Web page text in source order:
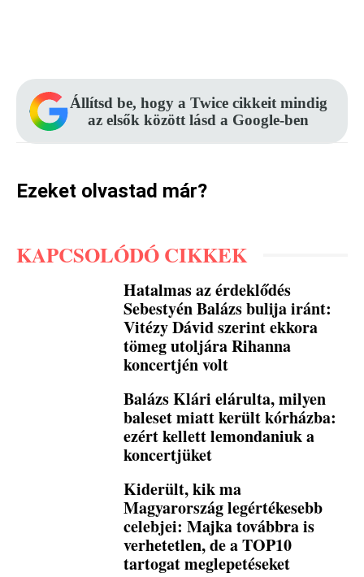
Állítsd be, hogy a Twice cikkeit mindig
az elsők között lásd a Google-ben
Ezeket olvastad már?
KAPCSOLÓDÓ CIKKEK
Hatalmas az érdeklődés
Sebestyén Balázs bulija iránt:
Vitézy Dávid szerint ekkora
tömeg utoljára Rihanna
koncertjén volt
Balázs Klári elárulta, milyen
baleset miatt került kórházba:
ezért kellett lemondaniuk a
koncertjüket
Kiderült, kik ma
Magyarország legértékesebb
celebjei: Majka továbbra is
verhetetlen, de a TOP10
tartogat meglepetéseket